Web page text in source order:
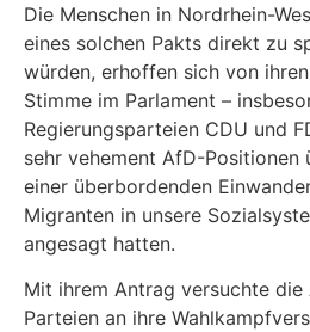
Die Menschen in Nordrhein-
eines solchen Pakts direkt zu
würden, erhoffen sich von
Stimme im Parlament –
Regierungsparteien CDU und
sehr vehement AfD-Positionen
einer überbordenden
Migranten in unsere
angesagt hatten.
Mit ihrem Antrag versuchte die
Parteien an ihre